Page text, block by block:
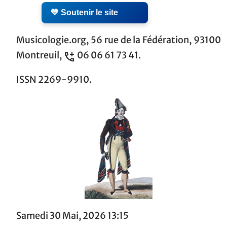
💛 Soutenir le site
Musicologie.org, 56 rue de la Fédération, 93100
Montreuil,
06 06 61 73 41.
ISSN 2269-9910.
Samedi 30 Mai, 2026 13:15